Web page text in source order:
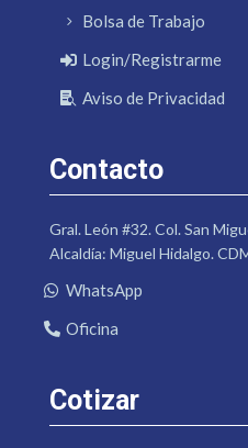
Bolsa de Trabajo
Login/Registrarme
Aviso de Privacidad
Contacto
Gral. León #32. Col. San
Alcaldía: Miguel Hidalgo.
WhatsApp
Oficina
Cotizar